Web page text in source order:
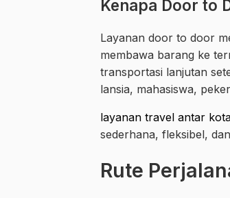
Kenapa Door to
Layanan door to door
membawa barang ke
transportasi lanjutan
lansia, mahasiswa,
layanan travel antar
sederhana, fleksibel,
Rute